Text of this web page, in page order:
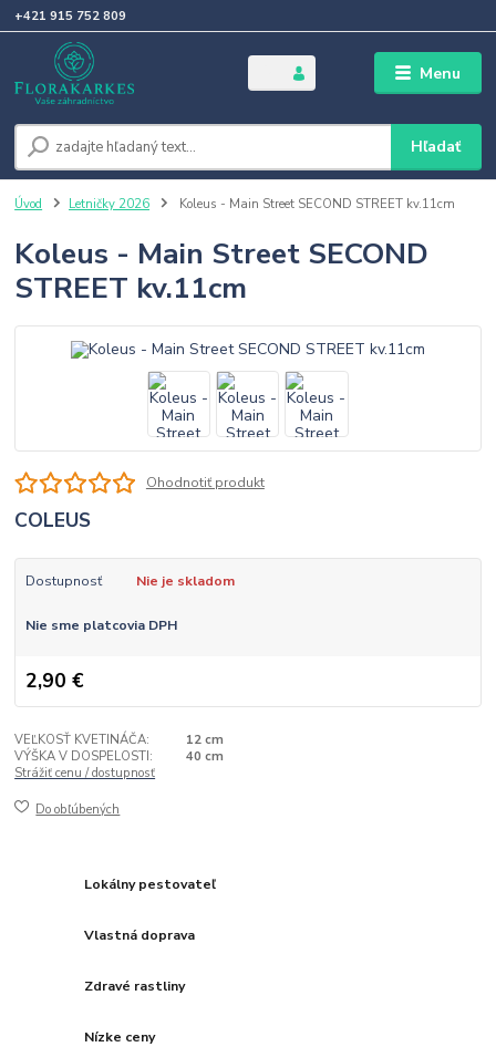
Menu
Hľadať
+421 915 752 809
Úvod Letničky 2026 Koleus - Main Street SECOND STREET kv.11cm
Koleus - Main Street SECOND
STREET kv.11cm
Ohodnotiť produkt
COLEUS
Dostupnosť Nie je skladom
Nie sme platcovia DPH
2,90 €
VEĽKOSŤ KVETINÁČA:
12 cm
VÝŠKA V DOSPELOSTI:
40 cm
Strážiť cenu / dostupnosť
Do obľúbených
Lokálny pestovateľ
Vlastná doprava
Zdravé rastliny
Nízke ceny